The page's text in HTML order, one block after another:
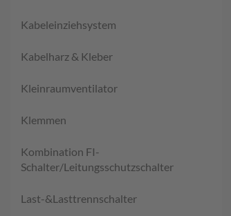
Kabeleinziehsystem
Kabelharz & Kleber
Kleinraumventilator
Klemmen
Kombination FI-
Schalter/Leitungsschutzschalter
Last-&Lasttrennschalter